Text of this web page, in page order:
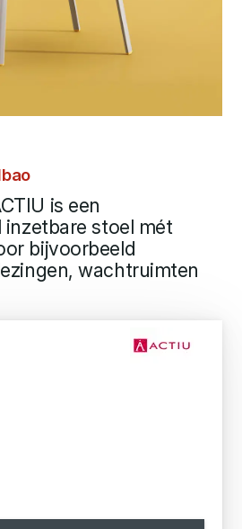
is een
stoel mét
bijvoorbeeld
wachtruimten